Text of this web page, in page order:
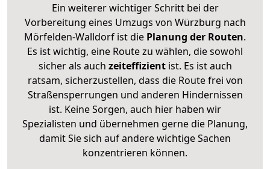
Ein weiterer wichtiger Schritt bei der
Vorbereitung eines Umzugs von Würzburg nach
Mörfelden-Walldorf ist die Planung der Routen.
Es ist wichtig, eine Route zu wählen, die sowohl
sicher als auch zeiteffizientist. Es ist auch
ratsam, sicherzustellen, dass die Route frei von
Straßensperrungen und anderen Hindernissen
ist. Keine Sorgen, auch hier haben wir
Spezialisten und übernehmen gerne die Planung,
damit Sie sich auf andere wichtige Sachen
konzentrieren können.